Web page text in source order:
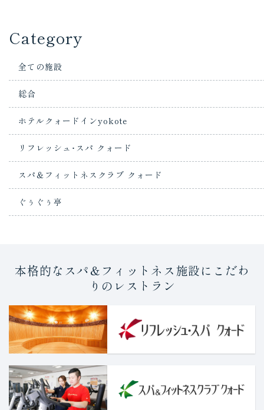
Category
全ての施設
総合
ホテルクォードインyokote
リフレッシュ･スパ クォード
スパ＆フィットネスクラブ クォード
ぐぅぐぅ亭
本格的なスパ＆フィットネス施設にこだわ
りのレストラン